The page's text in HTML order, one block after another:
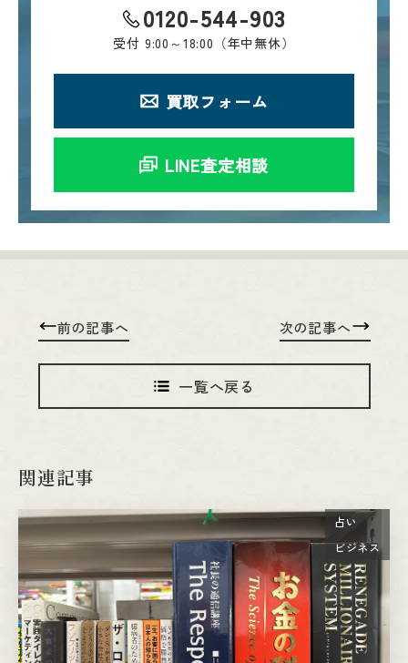
0120-544-903
受付 9:00～18:00（年中無休）
買取フォーム
LINE査定相談
前の記事へ
一覧へ戻る
次の記事へ
関連記事
占い
ビジネス